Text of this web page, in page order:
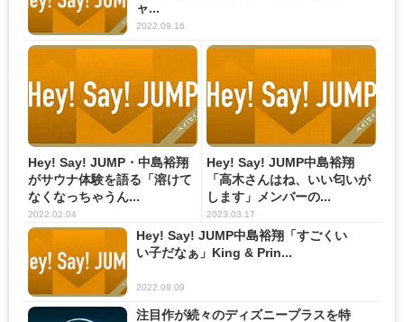
ャ...
2022.09.16
Hey! Say! JUMP・中島裕翔
がサウナ体験を語る「溶けて
なくなっちゃうん...
2022.02.04
Hey! Say! JUMP中島裕翔
「高木さんはね、いい匂いが
します」メンバーの...
2023.03.17
Hey! Say! JUMP中島裕翔「すごくい
い子だなぁ」King & Prin...
2022.09.09
注目作が続々のディズニープラスを特